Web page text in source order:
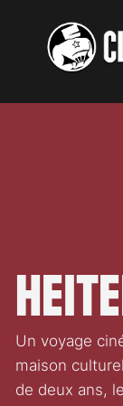
Un voyage
maison
de deux ans,